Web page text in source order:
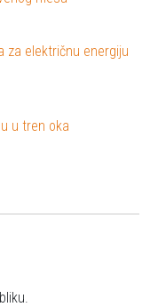
za električnu energiju
u tren oka